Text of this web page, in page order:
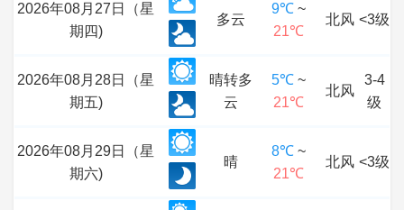
2026年08月27日（星
期四)
多云
9℃ ~
21℃
北风 <3级
2026年08月28日（星
期五)
晴转多
云
5℃ ~
21℃
北风
3-4
级
2026年08月29日（星
期六)
晴
8℃ ~
21℃
北风 <3级